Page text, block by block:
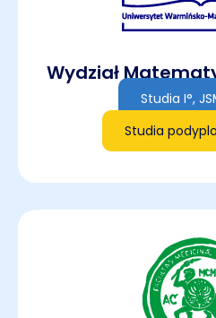
Wydział
Studia I°,
Studia